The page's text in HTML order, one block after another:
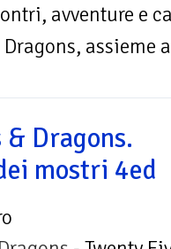
avventure e
assieme
& Dragons.
mostri 4ed